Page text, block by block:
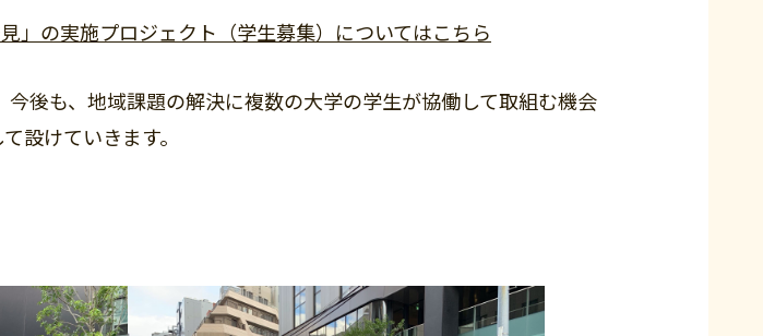
」の実施プロジェクト（学生募集）についてはこちら
後も、地域課題の解決に複数の大学の学生が協働して取組む機会
設けていきます。